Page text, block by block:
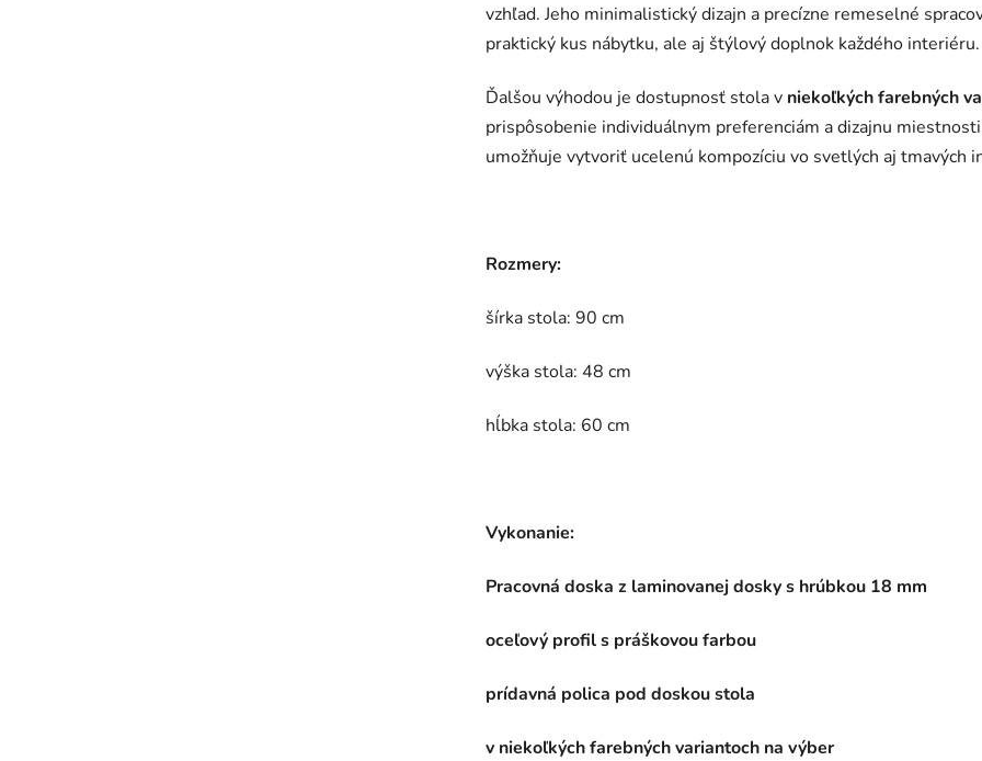
vzhľad. Jeho minimalistický dizajn a precízne remeselné
praktický kus nábytku, ale aj štýlový doplnok každého interiéru.
Ďalšou výhodou je dostupnosť stola v niekoľkých farebných
prispôsobenie individuálnym preferenciám a dizajnu
umožňuje vytvoriť ucelenú kompozíciu vo svetlých aj tmavých
Rozmery:
šírka stola: 90 cm
výška stola: 48 cm
hĺbka stola: 60 cm
Vykonanie:
Pracovná doska z laminovanej dosky s hrúbkou 18 mm
oceľový profil s práškovou farbou
prídavná polica pod doskou stola
v niekoľkých farebných variantoch na výber